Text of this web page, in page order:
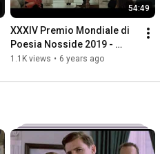
54:49
XXXIV Premio Mondiale di
Poesia Nosside 2019 -
Museo di Reggio Cal. Italia
1.1K views • 6 years ago